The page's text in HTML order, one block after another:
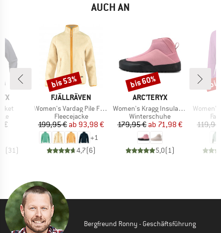
AUCH AN
€
(31)
MARKE
FJÄLLRÄVEN
Artikel
Women's Vardag Pile Fleece
Produktgruppe
Fleecejacke
Preis
199,95 € reduzierter Preis
ab 93,98 €
+1
4,7(6)
Rabatt
bis 53%
MARKE
ARC'TERYX
Artikel
Women's Kragg Insulated
Produktgruppe
Winterschuhe
Preis
179,95 € reduzierter Preis
ab 71,98 €
5,0( 1)
Rabatt
bis 60%
Artikel
119,95
Bergfreund Ronny - Geschäftsführung